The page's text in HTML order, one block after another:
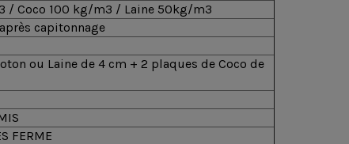
/ Coco 100 kg/m3 / Laine 50kg/m3
capitonnage
ou Laine de 4 cm + 2 plaques de Coco de
FERME